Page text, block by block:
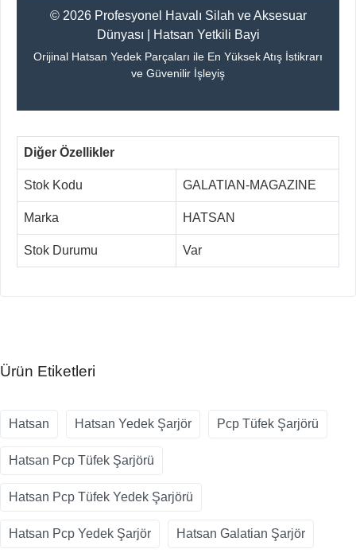
© 2026 Profesyonel Havalı Silah ve Aksesuar
Dünyası | Hatsan Yetkili Bayi
Orijinal Hatsan Yedek Parçaları ile En Yüksek Atış İstikrarı
ve Güvenilir İşleyiş
Diğer Özellikler
Stok Kodu GALATIAN-MAGAZINE
Marka HATSAN
Stok Durumu Var
Ürün Etiketleri
Hatsan Hatsan Yedek Şarjör Pcp Tüfek Şarjörü
Hatsan Pcp Tüfek Şarjörü
Hatsan Pcp Tüfek Yedek Şarjörü
Hatsan Pcp Yedek Şarjör Hatsan Galatian Şarjör